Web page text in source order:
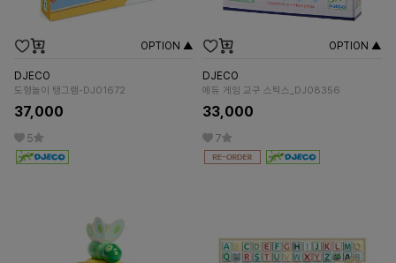
OPTION ▲
DJECO
도형놀이 탱그램-DJ01672
37,000
5
OPTION ▲
DJECO
에듀 게임 교구 스틱스_DJ08356
33,000
7